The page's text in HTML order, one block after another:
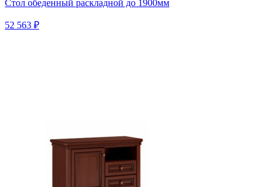
Стол обеденный раскладной до 1900мм
52 563 ₽